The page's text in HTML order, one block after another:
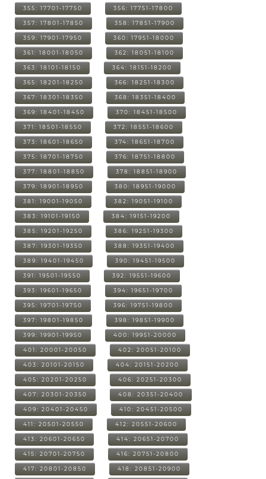
355: 17701-17750 356: 17751-17800
357: 17801-17850 358: 17851-17900
359: 17901-17950 360: 17951-18000
361: 18001-18050 362: 18051-18100
363: 18101-18150 364: 18151-18200
365: 18201-18250 366: 18251-18300
367: 18301-18350 368: 18351-18400
369: 18401-18450 370: 18451-18500
371: 18501-18550 372: 18551-18600
373: 18601-18650 374: 18651-18700
375: 18701-18750 376: 18751-18800
377: 18801-18850 378: 18851-18900
379: 18901-18950 380: 18951-19000
381: 19001-19050 382: 19051-19100
383: 19101-19150 384: 19151-19200
385: 19201-19250 386: 19251-19300
387: 19301-19350 388: 19351-19400
389: 19401-19450 390: 19451-19500
391: 19501-19550 392: 19551-19600
393: 19601-19650 394: 19651-19700
395: 19701-19750 396: 19751-19800
397: 19801-19850 398: 19851-19900
399: 19901-19950 400: 19951-20000
401: 20001-20050 402: 20051-20100
403: 20101-20150 404: 20151-20200
405: 20201-20250 406: 20251-20300
407: 20301-20350 408: 20351-20400
409: 20401-20450 410: 20451-20500
411: 20501-20550 412: 20551-20600
413: 20601-20650 414: 20651-20700
415: 20701-20750 416: 20751-20800
417: 20801-20850 418: 20851-20900